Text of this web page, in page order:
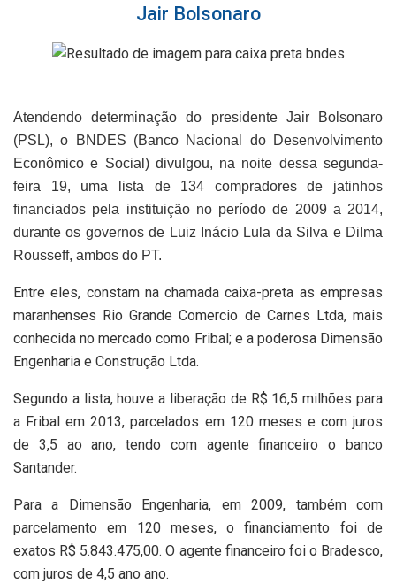
Jair Bolsonaro
Atendendo determinação do presidente Jair Bolsonaro
(PSL), o BNDES (Banco Nacional do Desenvolvimento
Econômico e Social) divulgou, na noite dessa segunda-
feira 19, uma lista de 134 compradores de jatinhos
financiados pela instituição no período de 2009 a 2014,
durante os governos de Luiz Inácio Lula da Silva e Dilma
Rousseff, ambos do PT.
Entre eles, constam na chamada caixa-preta as empresas
maranhenses Rio Grande Comercio de Carnes Ltda, mais
conhecida no mercado como Fribal; e a poderosa Dimensão
Engenharia e Construção Ltda.
Segundo a lista, houve a liberação de R$ 16,5 milhões para
a Fribal em 2013, parcelados em 120 meses e com juros
de 3,5 ao ano, tendo com agente financeiro o banco
Santander.
Para a Dimensão Engenharia, em 2009, também com
parcelamento em 120 meses, o financiamento foi de
exatos R$ 5.843.475,00. O agente financeiro foi o Bradesco,
com juros de 4,5 ano ano.